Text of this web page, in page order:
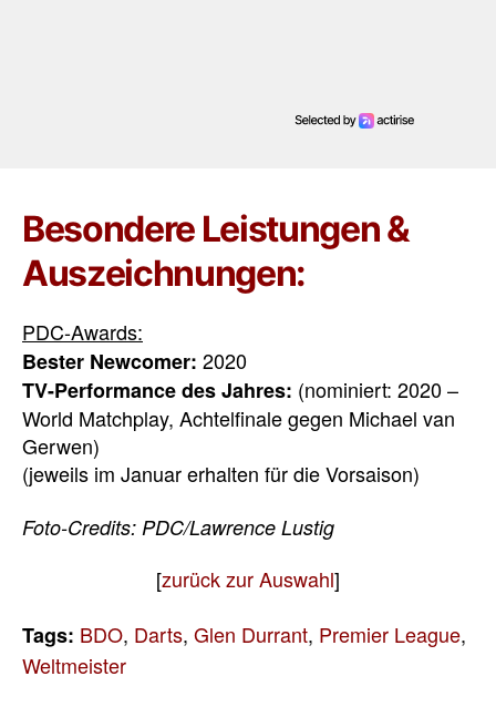
Besondere Leistungen &
Auszeichnungen:
PDC-Awards:
Bester Newcomer: 2020
TV-Performance des Jahres: (nominiert: 2020 –
World Matchplay, Achtelfinale gegen Michael van
Gerwen)
(jeweils im Januar erhalten für die Vorsaison)
Foto-Credits: PDC/Lawrence Lustig
[zurück zur Auswahl]
Tags: BDO, Darts, Glen Durrant, Premier League,
Weltmeister